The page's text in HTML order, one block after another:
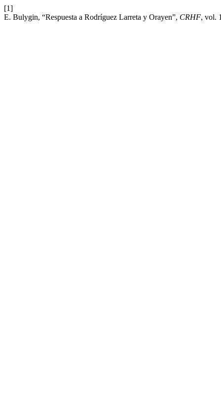
[1]
E. Bulygin, “Respuesta a Rodríguez Larreta y Orayen”, CRHF, vol.